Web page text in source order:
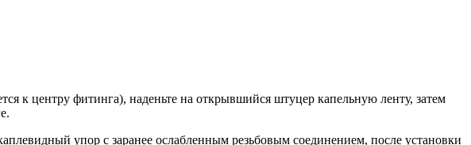
к центру фитинга), наденьте на открывшийся штуцер капельную ленту, затем
упор с заранее ослабленным резьбовым соединением, после установки